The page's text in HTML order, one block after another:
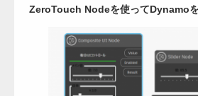
ZeroTouch Nodeを使ってDynamo
8_総集編
Category: Dynamo Revit